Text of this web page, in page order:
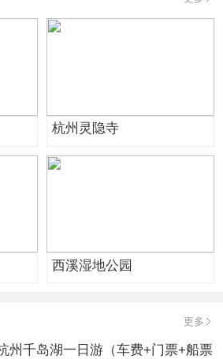
杭州灵隐寺
西溪湿地公园
更多
州千岛湖一日游（车费+门票+船票